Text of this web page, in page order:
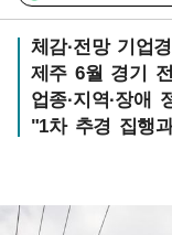
체감·전망 기업
제주 6월 경기
업종·지역·장애
"1차 추경 집행